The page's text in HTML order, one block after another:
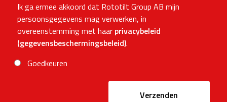
Ik ga ermee akkoord dat Rototilt Group AB mijn
persoonsgegevens mag verwerken, in
overeenstemming met haar privacybeleid
(gegevensbeschermingsbeleid).
Goedkeuren
Verzenden